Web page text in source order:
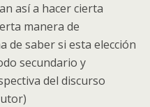
así a hacer cierta
manera de
de saber si esta elección
secundario y
del discurso